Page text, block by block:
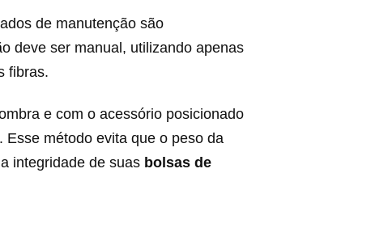
de manutenção são
deve ser manual, utilizando apenas
fibras.
e com o acessório posicionado
método evita que o peso da
integridade de suas bolsas de